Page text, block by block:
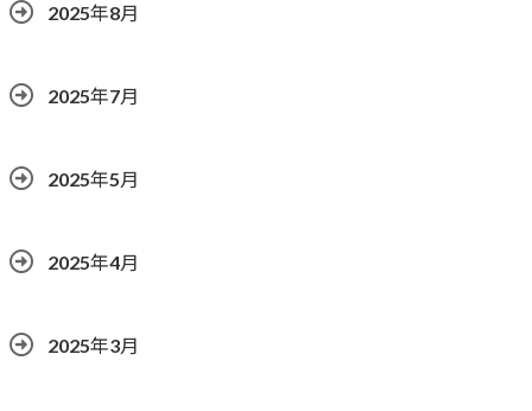
2025年8月
2025年7月
2025年5月
2025年4月
2025年3月